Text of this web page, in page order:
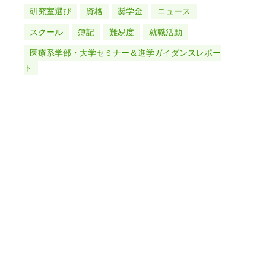
研究室選び 資格 奨学金 ニュース
スクール 簿記 難易度 就職活動
医療系学部・大学セミナー＆進学ガイダンスレポー
ト